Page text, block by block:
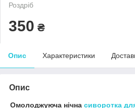
Роздріб
350 ₴
Опис Характеристики
Опис
Омолоджуюча нічна сиворотка